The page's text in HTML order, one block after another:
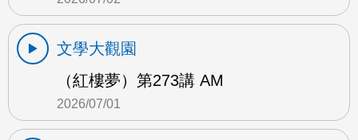
文學大觀園
（紅樓夢）第273講 AM
2026/07/01